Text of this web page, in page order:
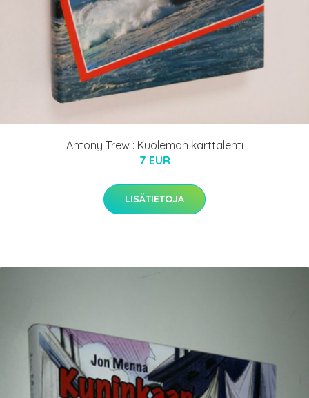
Antony Trew : Kuoleman karttalehti
7 EUR
LISÄTIETOJA